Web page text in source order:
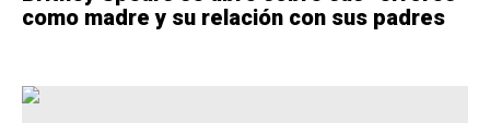
como madre y su relación con sus padres